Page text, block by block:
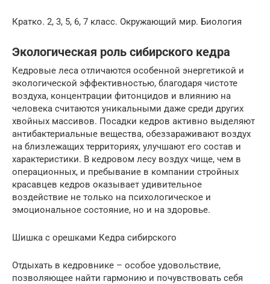
Кратко. 2, 3, 5, 6, 7 класс. Окружающий мир. Биология
Экологическая роль сибирского кедра
Кедровые леса отличаются особенной энергетикой и
экологической эффективностью, благодаря чистоте
воздуха, концентрации фитонцидов и влиянию на
человека считаются уникальными даже среди других
хвойных массивов. Посадки кедров активно выделяют
антибактериальные вещества, обеззараживают воздух
на близлежащих территориях, улучшают его состав и
характеристики. В кедровом лесу воздух чище, чем в
операционных, и пребывание в компании стройных
красавцев кедров оказывает удивительное
воздействие не только на психологическое и
эмоциональное состояние, но и на здоровье.
Шишка с орешками Кедра сибирского
Отдыхать в кедровнике – особое удовольствие,
позволяющее найти гармонию и почувствовать себя